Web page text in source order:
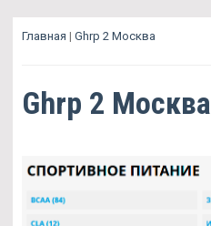
Главная | Ghrp 2 Москва
Ghrp 2 Москва